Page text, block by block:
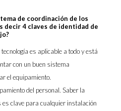
de coordinación de los
decir 4 claves de identidad de
es aplicable a todo y está
con un buen sistema
el equipamiento.
del personal. Saber la
clave para cualquier instalación